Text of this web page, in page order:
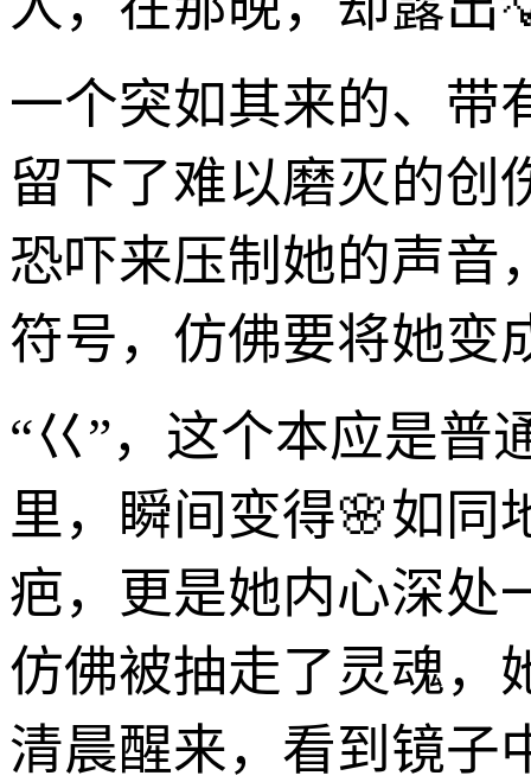
一个突如其来的、带
留下了难以磨灭的创
恐吓来压制她的声音
符号，仿佛要将她变
“巜”，这个本应是普
里，瞬间变得🌸如同
疤，更是她内心深处
仿佛被抽走了灵魂，
清晨醒来，看到镜子